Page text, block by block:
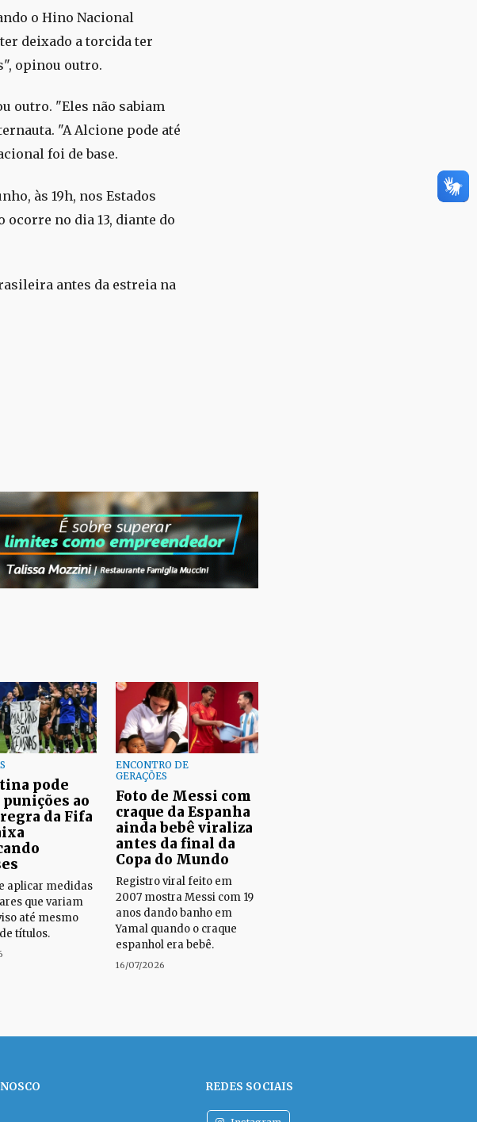
o Hino Nacional
deixado a torcida ter
opinou outro.
outro. "Eles não sabiam
"A Alcione pode até
foi de base.
às 19h, nos Estados
no dia 13, diante do
antes da estreia na
pode
ao
da Fifa
aplicar medidas
que variam
até mesmo
títulos.
ENCONTRO DE
GERAÇÕES
Foto de Messi com
craque da Espanha
ainda bebê viraliza
antes da final da
Copa do Mundo
Registro viral feito em
2007 mostra Messi com 19
anos dando banho em
Yamal quando o craque
espanhol era bebê.
16/07/2026
REDES SOCIAIS